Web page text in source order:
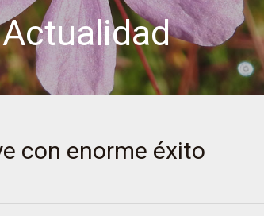
Actualidad
con enorme éxito